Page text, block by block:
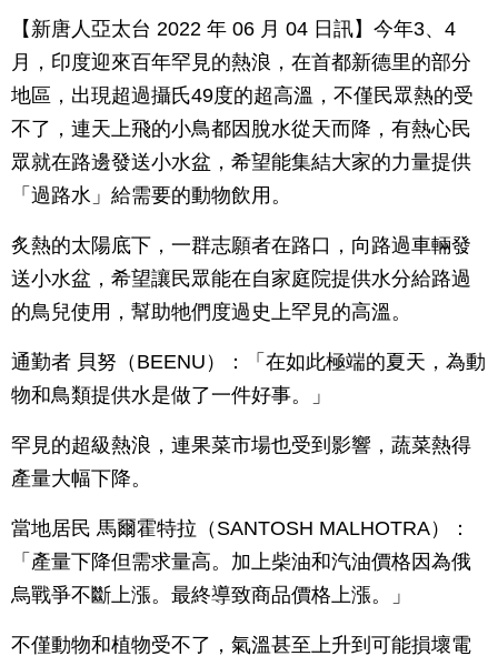
【新唐人亞太台 2022 年 06 月 04 日訊】今年3、4
月，印度迎來百年罕見的熱浪，在首都新德里的部分
地區，出現超過攝氏49度的超高溫，不僅民眾熱的受
不了，連天上飛的小鳥都因脫水從天而降，有熱心民
眾就在路邊發送小水盆，希望能集結大家的力量提供
「過路水」給需要的動物飲用。
炙熱的太陽底下，一群志願者在路口，向路過車輛發
送小水盆，希望讓民眾能在自家庭院提供水分給路過
的鳥兒使用，幫助牠們度過史上罕見的高溫。
通勤者 貝努（BEENU）：「在如此極端的夏天，為動
物和鳥類提供水是做了一件好事。」
罕見的超級熱浪，連果菜市場也受到影響，蔬菜熱得
產量大幅下降。
當地居民 馬爾霍特拉（SANTOSH MALHOTRA）：
「產量下降但需求量高。加上柴油和汽油價格因為俄
烏戰爭不斷上漲。最終導致商品價格上漲。」
不僅動物和植物受不了，氣溫甚至上升到可能損壞電